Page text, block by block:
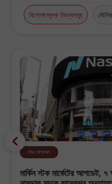
বিশ্লেষণমূলক নিবন্ধসমূহ
স্টক বিশ্লেষণ
মার্কিন স্টক মার্কেটের